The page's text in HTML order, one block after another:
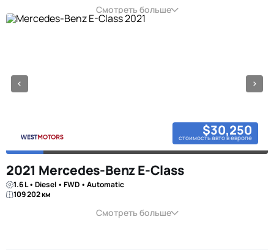
Смотреть больше
$30,250
стоимость авто в европе
2021 Mercedes-Benz E-Class
1.6 L • Diesel • FWD • Automatic
109 202 км
Смотреть больше